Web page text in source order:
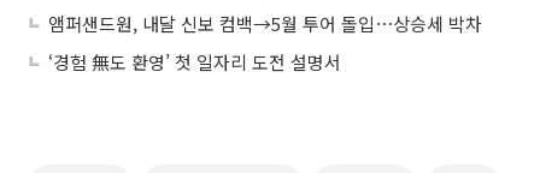
앰퍼샌드원, 내달 신보 컴백→5월 투어 돌입⋯상승세 박차
‘경험 無도 환영’ 첫 일자리 도전 설명서